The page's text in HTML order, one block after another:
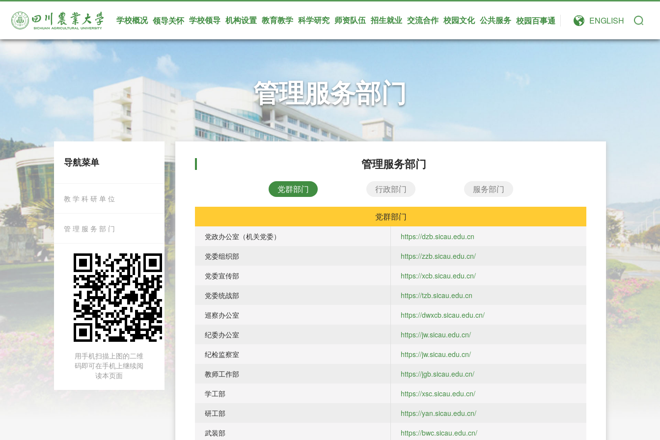
学校概况 领导关怀 学校领导 机构设置 教育教学 科学研究 师资队伍 招生就业 交流合作 校园文化 公共服务 校园百事通 ENGLISH
管理服务部门
导航菜单
教 学 科 研 单 位
管 理 服 务 部 门
用手机扫描上图的二维
码即可在手机上继续阅
读本页面
管理服务部门
党群部门 行政部门 服务部门
党群部门
党政办公室（机关党委）
https://dzb.sicau.edu.cn
党委组织部
https://zzb.sicau.edu.cn/
党委宣传部
https://xcb.sicau.edu.cn/
党委统战部
https://tzb.sicau.edu.cn
巡察办公室
https://dwxcb.sicau.edu.cn/
纪委办公室
https://jw.sicau.edu.cn/
纪检监察室
https://jw.sicau.edu.cn/
教师工作部
https://jgb.sicau.edu.cn/
学工部
https://xsc.sicau.edu.cn/
研工部
https://yan.sicau.edu.cn/
武装部
https://bwc.sicau.edu.cn/